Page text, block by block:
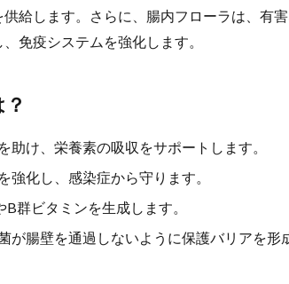
給します。さらに、腸内フローラは、有
免疫システムを強化します。
助け、栄養素の吸収をサポートします。
強化し、感染症から守ります。
群ビタミンを生成します。
が腸壁を通過しないように保護バリアを形